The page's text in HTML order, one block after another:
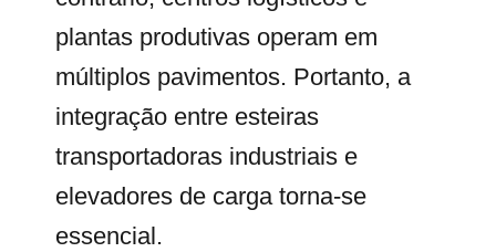
plantas produtivas operam em
múltiplos pavimentos. Portanto, a
integração entre esteiras
transportadoras industriais e
elevadores de carga torna-se
essencial.